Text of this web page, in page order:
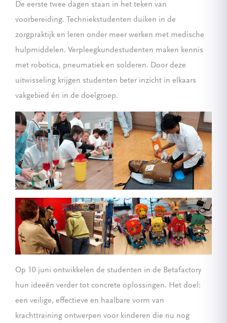
De eerste twee dagen staan in het teken van
voorbereiding. Techniekstudenten duiken in de
zorgpraktijk en leren onder meer werken met medische
hulpmiddelen. Verpleegkundestudenten maken kennis
met robotica, pneumatiek en solderen. Door deze
uitwisseling krijgen studenten beter inzicht in elkaars
vakgebied én in de doelgroep.
Op 10 juni ontwikkelen de studenten in de Betafactory
hun ideeën verder tot concrete oplossingen. Het doel:
een veilige, effectieve en haalbare vorm van
krachttraining ontwerpen voor kinderen die nu nog